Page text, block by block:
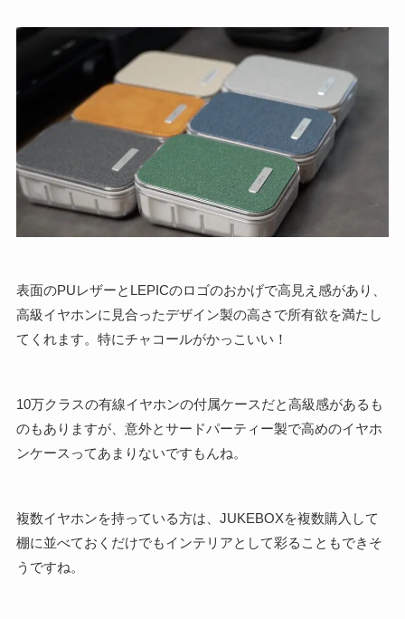
表面のPUレザーとLEPICのロゴのおかげで高見え感があり、
高級イヤホンに見合ったデザイン製の高さで所有欲を満たし
てくれます。特にチャコールがかっこいい！
10万クラスの有線イヤホンの付属ケースだと高級感があるも
のもありますが、意外とサードパーティー製で高めのイヤホ
ンケースってあまりないですもんね。
複数イヤホンを持っている方は、JUKEBOXを複数購入して
棚に並べておくだけでもインテリアとして彩ることもできそ
うですね。